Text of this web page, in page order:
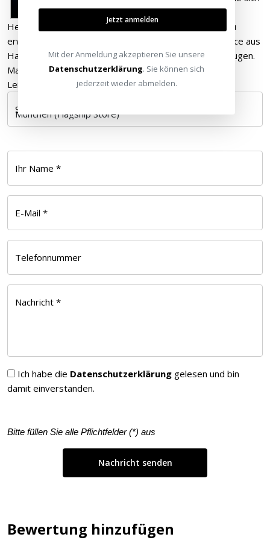
mit dem Thema
Heimkino und HighFidelty beschäftigen. Besonderes zu
erwähnen ist, dass es die HEIMKINOMACHER Art&Voice aus
Hannover schaffen eine entspannte Stimmung zu erzeugen.
Mal eine ganz andere Messeerfahrung. Auch für
Leinwandprofis ...
Standort wählen
Ihr Name *
E-Mail *
Telefonnummer
Nachricht *
Ich habe die Datenschutzerklärung gelesen und bin
damit einverstanden.
Bitte füllen Sie alle Pflichtfelder (*) aus
Bewertung hinzufügen
Jetzt anmelden
Mit der Anmeldung akzeptieren Sie unsere
Datenschutzerklärung. Sie können sich
jederzeit wieder abmelden.